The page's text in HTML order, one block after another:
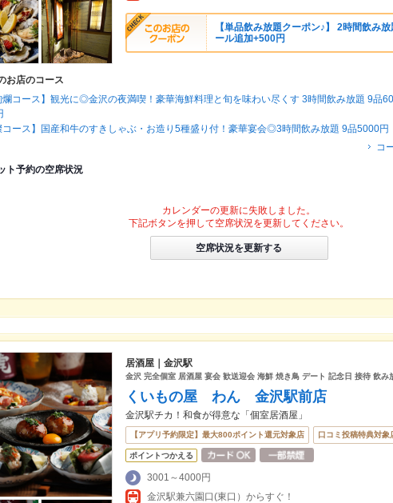
【単品飲み放題クーポン♪】 2時間飲
ール追加+500円
お店のコース
爛コース】観光に◎金沢の夜満喫！豪華海鮮料理と旬を味わい尽くす 3時間飲み放題 9品60
コース】国産和牛のすきしゃぶ・お造り5種盛り付！豪華宴会◎3時間飲み放題 9品5000円
コ
ト予約の空席状況
カレンダーの更新に失敗しました。
下記ボタンを押して空席状況を更新してください。
空席状況を更新する
居酒屋｜金沢駅
金沢 完全個室 居酒屋 宴会 歓送迎会 海鮮 焼き鳥 デート 記念日 接待 飲み
くいもの屋 わん 金沢駅前店
金沢駅チカ！和食が得意な「個室居酒屋」
【アプリ予約限定】最大800ポイント還元対象店 口コミ投稿特典対象
ポイントつかえる
3001～4000円
金沢駅兼六園口(東口）からすぐ！